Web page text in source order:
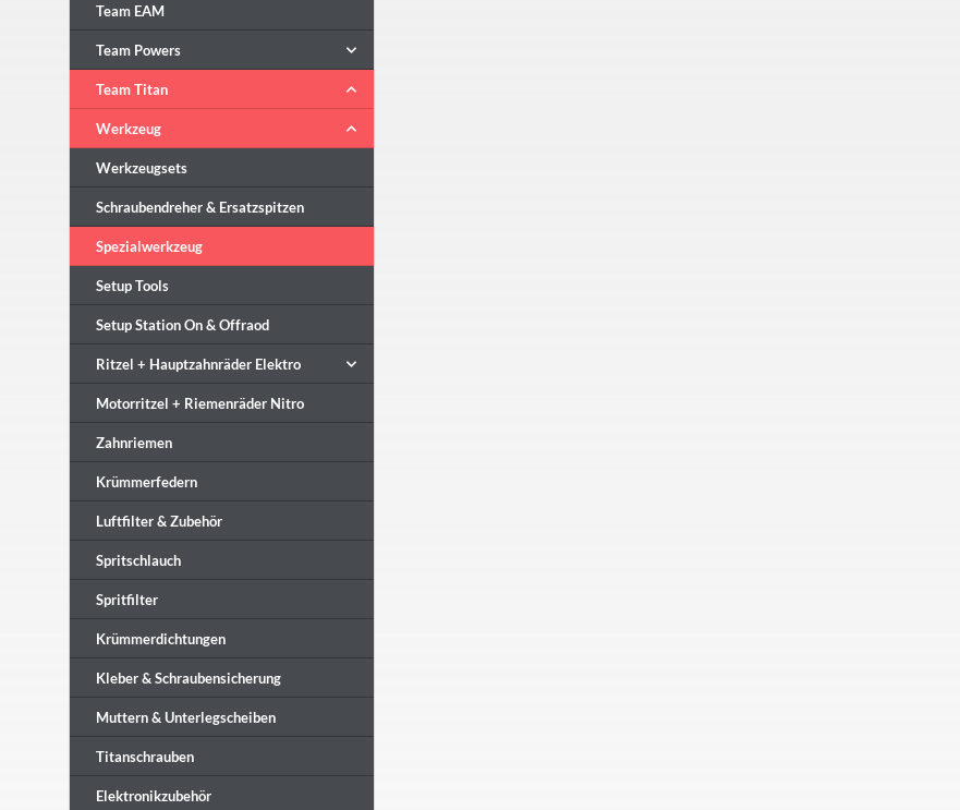
Team EAM
Team Powers
Team Titan
Werkzeug
Werkzeugsets
Schraubendreher & Ersatzspitzen
Spezialwerkzeug
Setup Tools
Setup Station On & Offraod
Ritzel + Hauptzahnräder Elektro
Motorritzel + Riemenräder Nitro
Zahnriemen
Krümmerfedern
Luftfilter & Zubehör
Spritschlauch
Spritfilter
Krümmerdichtungen
Kleber & Schraubensicherung
Muttern & Unterlegscheiben
Titanschrauben
Elektronikzubehör